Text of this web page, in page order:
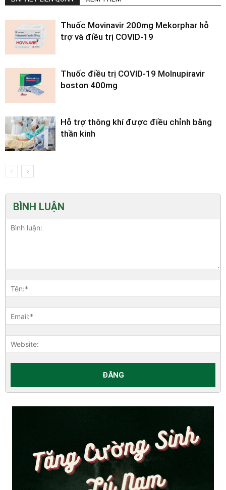
Thuốc Movinavir 200mg Mekorphar hỗ
trợ và điều trị COVID-19
Thuốc điều trị COVID-19 Molnupiravir
boston 400mg
Hỗ trợ thông khí được điều chỉnh bằng
thần kinh
BÌNH LUẬN